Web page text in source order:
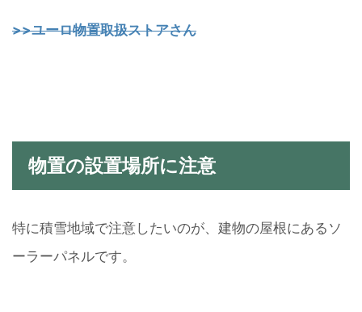
>>ユーロ物置取扱ストアさん
物置の設置場所に注意
特に積雪地域で注意したいのが、建物の屋根にあるソ
ーラーパネルです。